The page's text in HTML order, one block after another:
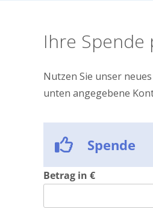
Ihre Spende
Nutzen Sie unser
unten angegebene
Spende
Betrag in €